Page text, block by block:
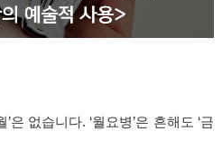
’은 없습니다. ‘월요병’은 흔해도 ‘금